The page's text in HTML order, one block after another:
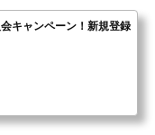
キャンペーン！新規登録